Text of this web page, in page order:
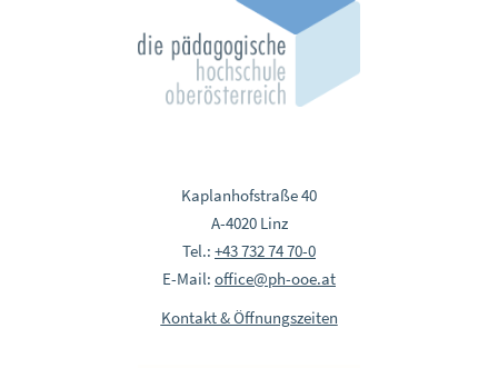
Kaplanhofstraße 40
A-4020 Linz
Tel.: +43 732 74 70-0
E-Mail: office@ph-ooe.at
Kontakt & Öffnungszeiten